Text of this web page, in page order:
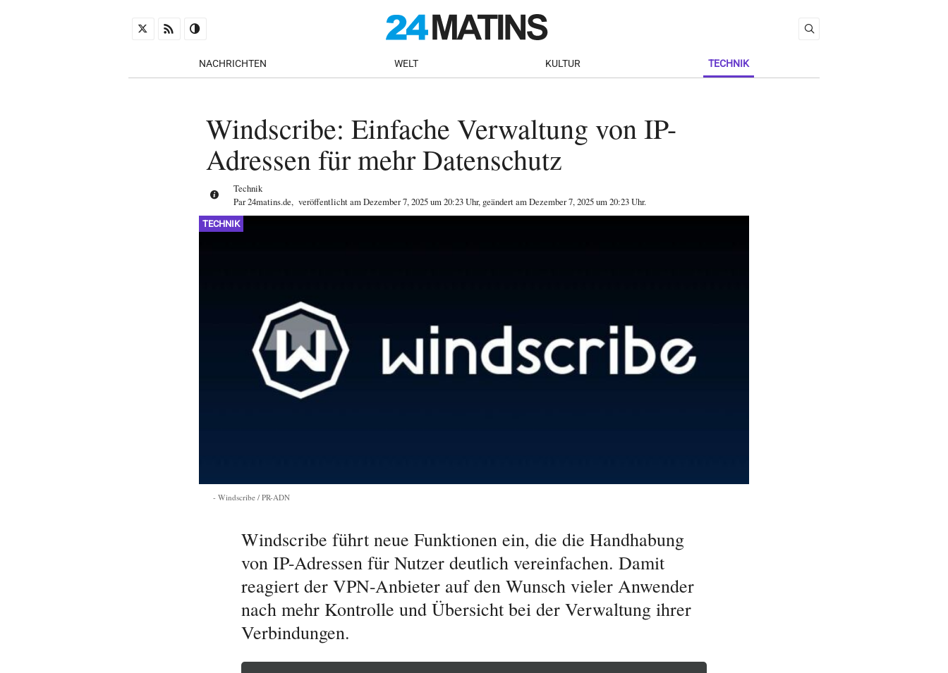
NACHRICHTEN WELT KULTUR TECHNIK
Windscribe: Einfache Verwaltung von IP-
Adressen für mehr Datenschutz
Technik
Par24matins.de, veröffentlicht amDezember 7, 2025um 20:23 Uhr, geändert am Dezember 7, 2025 um 20:23 Uhr.
TECHNIK
Windscribe / PR-ADN
Windscribe führt neue Funktionen ein, die die Handhabung
von IP-Adressen für Nutzer deutlich vereinfachen. Damit
reagiert der VPN-Anbieter auf den Wunsch vieler Anwender
nach mehr Kontrolle und Übersicht bei der Verwaltung ihrer
Verbindungen.